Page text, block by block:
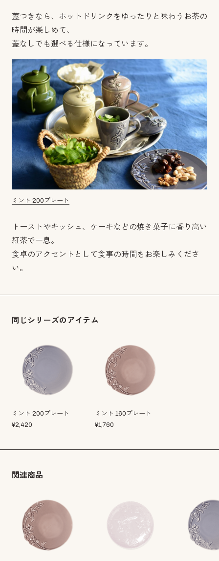
蓋つきなら、ホットドリンクをゆったりと味わうお茶の
時間が楽しめて、
蓋なしでも選べる仕様になっています。
ミント 200プレート
トーストやキッシュ、ケーキなどの焼き菓子に香り高い
紅茶で一息。
食卓のアクセントとして食事の時間をお楽しみくださ
い。
同じシリーズのアイテム
ミント 200プレート
¥2,420
ミント 160プレート
¥1,760
関連商品